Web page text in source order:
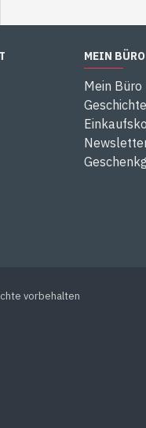
MEIN BÜRO
Mein Büro
vorbehalten